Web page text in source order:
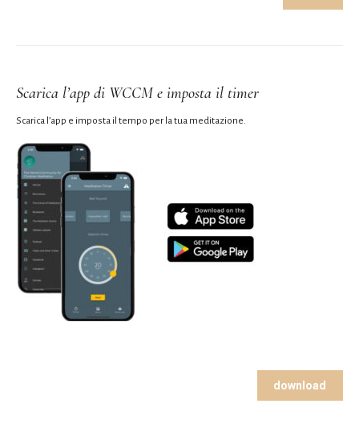
Scarica l’app di WCCM e imposta il timer
Scarica l’app e imposta il tempo per la tua meditazione.
download